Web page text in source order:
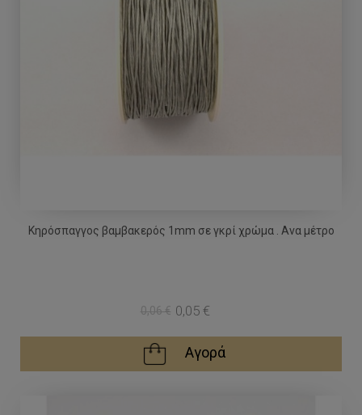
Κηρόσπαγγος βαμβακερός 1mm σε γκρί χρώμα . Ανα μέτρο
0,06 € 0,05 €
Αγορά